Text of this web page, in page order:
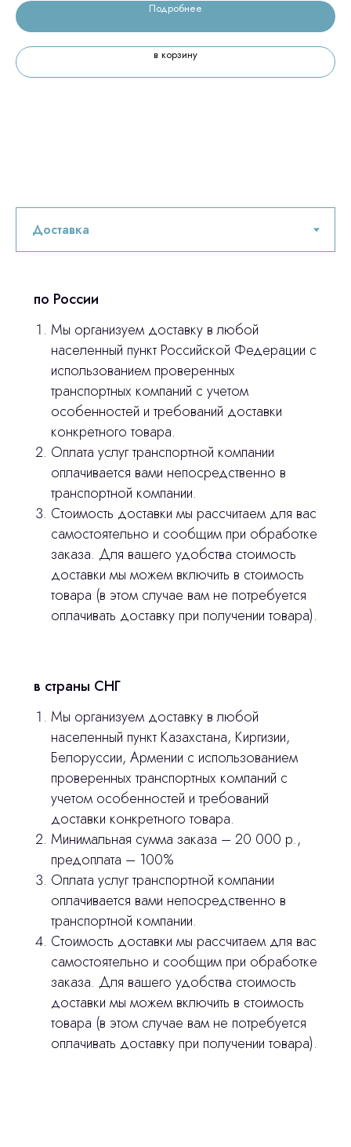
Подробнее
в корзину
по России
Мы организуем доставку в любой
населенный пункт Российской Федерации с
использованием проверенных
транспортных компаний с учетом
особенностей и требований доставки
конкретного товара.
Оплата услуг транспортной компании
оплачивается вами непосредственно в
транспортной компании.
Стоимость доставки мы рассчитаем для вас
самостоятельно и сообщим при обработке
заказа. Для вашего удобства стоимость
доставки мы можем включить в стоимость
товара (в этом случае вам не потребуется
оплачивать доставку при получении товара).
в страны СНГ
Мы организуем доставку в любой
населенный пункт Казахстана, Киргизии,
Белоруссии, Армении с использованием
проверенных транспортных компаний с
учетом особенностей и требований
доставки конкретного товара.
Минимальная сумма заказа – 20 000 р.,
предоплата – 100%
Оплата услуг транспортной компании
оплачивается вами непосредственно в
транспортной компании.
Стоимость доставки мы рассчитаем для вас
самостоятельно и сообщим при обработке
заказа. Для вашего удобства стоимость
доставки мы можем включить в стоимость
товара (в этом случае вам не потребуется
оплачивать доставку при получении товара).
Остались вопросы
оставьте контакты, мы свяжемся и
ответим на все вопросы
© 2024 ЛС Дентал Групп
сделано
Продукция
3D печать
Лицензирование
Изготовление хирургических шаблонов
Политика конфиденциальности
stasicus